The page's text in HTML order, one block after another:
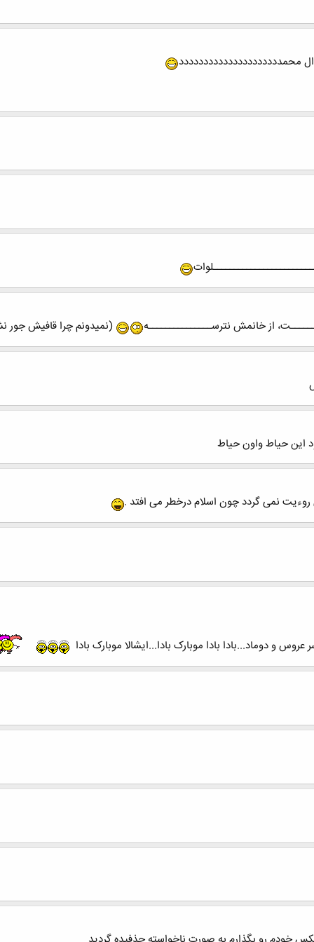
و ال محمددددددددددددددددددددد
از خانمش نترســـــــــــــــه
(نمیدونم چرا قافیش جور
این حیاط واون حیاط
نمی گردد چون اسلام درخطر می افتد .
و دوماد...بادا بادا موبارک بادا...ایشالا موبارک بادا